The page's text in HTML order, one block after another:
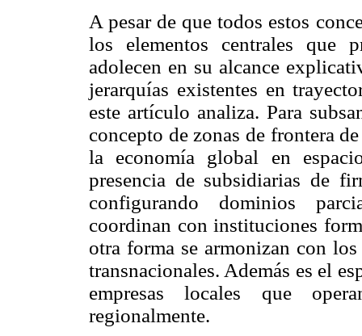
A pesar de que todos estos
los elementos centrales que
adolecen en su alcance
jerarquías existentes en
este artículo analiza. Para
concepto de zonas de frontera
la economía global en
presencia de subsidiarias de
configurando dominios
coordinan con instituciones
otra forma se armonizan con
transnacionales. Además es el
empresas locales que
regionalmente.